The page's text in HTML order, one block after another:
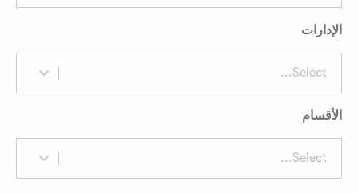
Select...
Select...